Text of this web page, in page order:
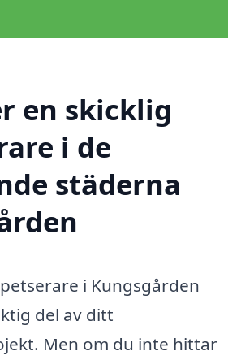
en skicklig
i de
städerna
i Kungsgården
del av ditt
Men om du inte hittar